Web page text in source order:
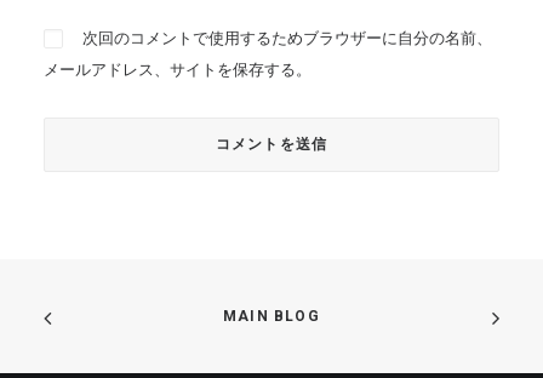
次回のコメントで使用するためブラウザーに自分の名前、
メールアドレス、サイトを保存する。
MAIN BLOG